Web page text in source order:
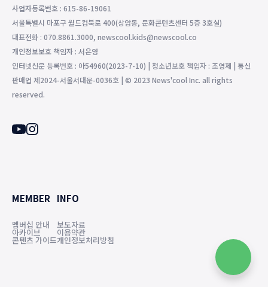
사업자등록번호 : 615-86-19061
서울특별시 마포구 월드컵북로 400(상암동, 문화콘텐츠센터 5층 3호실)
대표전화 : 070.8861.3000, newscool.kids@newscool.co
개인정보보호 책임자 : 서은영
인터넷신문 등록번호 : 아54960(2023-7-10) | 청소년보호 책임자 : 조영제 | 통신
판매업 제2024-서울서대문-0036호 | © 2023 News'cool Inc. all rights
reserved.
MEMBER
멤버십 안내
아카이브
콘텐츠 가이드
INFO
보도자료
이용약관
개인정보처리방침